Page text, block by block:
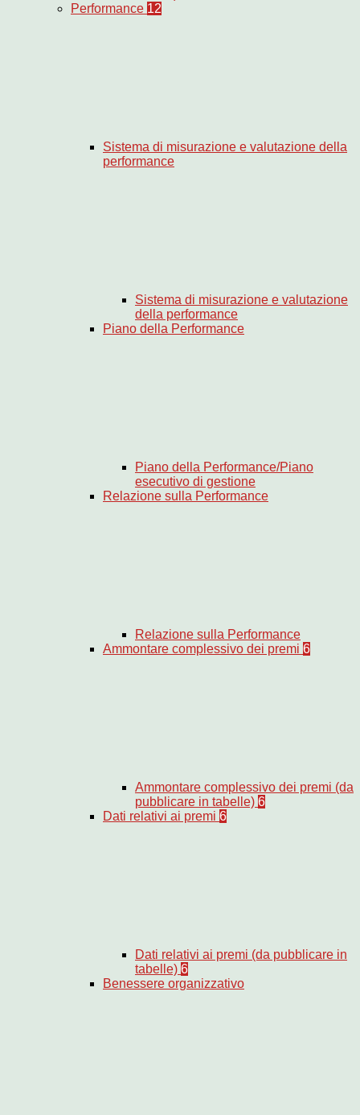
Performance 12
Sistema di misurazione e valutazione della
performance
Sistema di misurazione e valutazione
della performance
Piano della Performance
Piano della Performance/Piano
esecutivo di gestione
Relazione sulla Performance
Relazione sulla Performance
Ammontare complessivo dei premi 6
Ammontare complessivo dei premi (da
pubblicare in tabelle) 6
Dati relativi ai premi 6
Dati relativi ai premi (da pubblicare in
tabelle) 6
Benessere organizzativo